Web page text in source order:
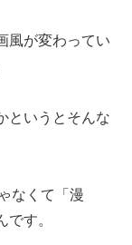
風が変わってい
というとそんな
なくて「漫
す。